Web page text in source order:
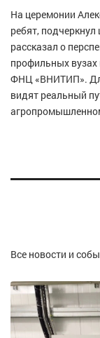
На церемонии
ребят,
рассказал о
профильных
ФНЦ «ВНИТИП».
видят реальный
Все новости и